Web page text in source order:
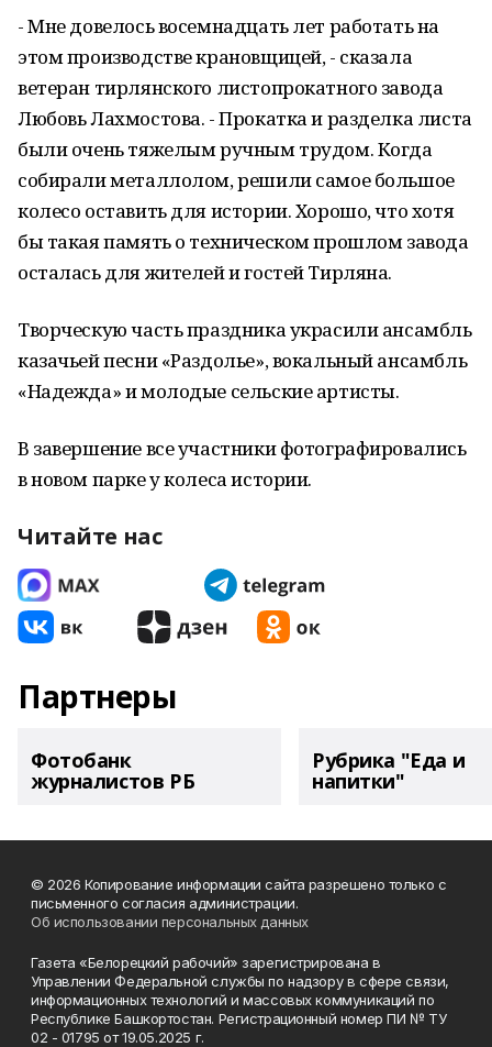
- Мне довелось восемнадцать лет работать на
этом производстве крановщицей, - сказала
ветеран тирлянского листопрокатного завода
Любовь Лахмостова. - Прокатка и разделка листа
были очень тяжелым ручным трудом. Когда
собирали металлолом, решили самое большое
колесо оставить для истории. Хорошо, что хотя
бы такая память о техническом прошлом завода
осталась для жителей и гостей Тирляна.
Творческую часть праздника украсили ансамбль
казачьей песни «Раздолье», вокальный ансамбль
«Надежда» и молодые сельские артисты.
В завершение все участники фотографировались
в новом парке у колеса истории.
Читайте нас
Партнеры
Фотобанк
журналистов РБ
Рубрика "Еда и
напитки"
© 2026 Копирование информации сайта разрешено только с
письменного согласия администрации.
Об использовании персональных данных
Газета «Белорецкий рабочий» зарегистрирована в
Управлении Федеральной службы по надзору в сфере связи,
информационных технологий и массовых коммуникаций по
Республике Башкортостан. Регистрационный номер ПИ № ТУ
02 - 01795 от 19.05.2025 г.